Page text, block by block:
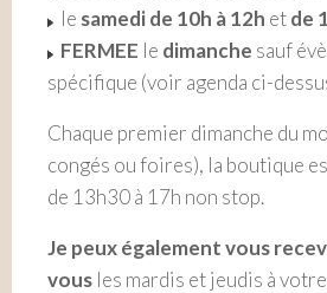
le samedi de 10h à 12h etde
FERMEE le dimanche sauf
spécifique (voir agenda ci-
Chaque premier dimanche du
congés ou foires), la boutique
de 13h30 à 17h non stop.
Je peux également vous
vous les mardis et jeudis à